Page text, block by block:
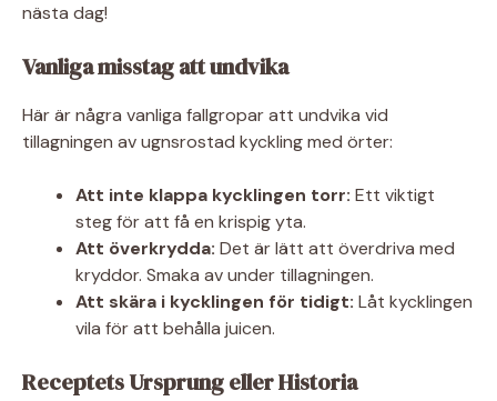
nästa dag!
Vanliga misstag att undvika
Här är några vanliga fallgropar att undvika vid
tillagningen av ugnsrostad kyckling med örter:
Att inte klappa kycklingen torr: Ett viktigt
steg för att få en krispig yta.
Att överkrydda: Det är lätt att överdriva med
kryddor. Smaka av under tillagningen.
Att skära i kycklingen för tidigt: Låt kycklingen
vila för att behålla juicen.
Receptets Ursprung eller Historia